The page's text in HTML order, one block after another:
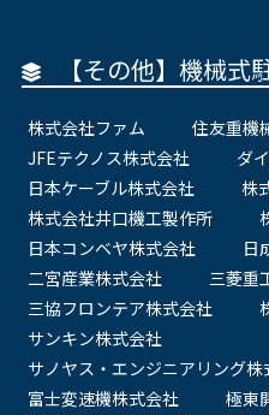
【その他】機械
株式会社ファム
住友重機
JFEテクノス株式会社
ダ
日本ケーブル株式会社
株
株式会社井口機工製作所
日本コンベヤ株式会社
日
二宮産業株式会社
三菱重
三協フロンテア株式会社
サンキン株式会社
サノヤス・エンジニアリング株
富士変速機株式会社
極東